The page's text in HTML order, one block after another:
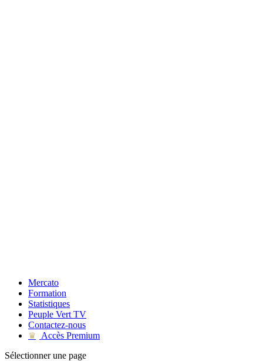
Mercato
Formation
Statistiques
Peuple Vert TV
Contactez-nous
♛
Accès Premium
Sélectionner une page